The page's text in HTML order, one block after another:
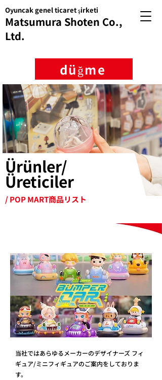
Matsumura Shoten Co.,
Ltd.
Oyuncak genel ticaret şirketi
düğme
Ürünler/
Üreticiler
/ POP MART商品リスト
当社ではあらゆるメーカーのデザイナーズ フィ
ギュア/ミニフィギュアのご案内をしておりま
す。